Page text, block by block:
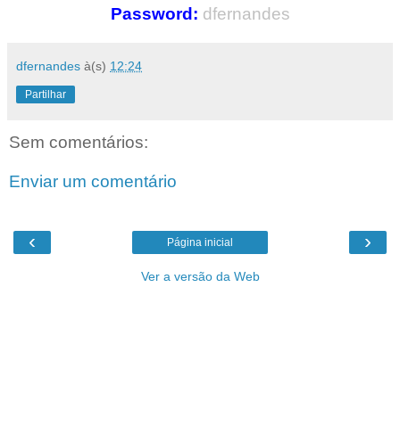
Password: dfernandes
dfernandes à(s) 12:24
Partilhar
Sem comentários:
Enviar um comentário
‹ ›
Página inicial
Ver a versão da Web